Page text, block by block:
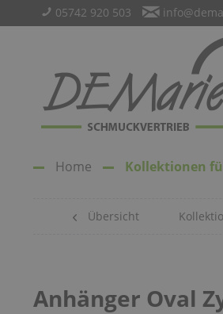
05742 920 503
Home Kollektionen
Übersicht
Anhänger Oval